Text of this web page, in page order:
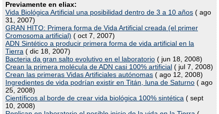
Previamente en eliax:
Vida Biológica Artificial una posibilidad dentro de 3 a 10 años ( ago
31, 2007)
GRAN HITO: Primera forma de Vida Artificial creada (el primer
Cromosoma artificial) ( oct 7, 2007)
ADN Sintético a producir primera forma de vida artificial en la
Tierra ( dic 18, 2007)
Bacteria da gran salto evolutivo en el laboratorio ( jun 18, 2008)
Crean la primera molécula de ADN casi 100% artificial ( jul 7, 2008)
Crean las primeras Vidas Artificiales autónomas ( ago 12, 2008)
Ingredientes de vida podrían existir en Titán, luna de Saturno ( ago
25, 2008)
Científicos al borde de crear vida biológica 100% sintética ( sept
10, 2008)